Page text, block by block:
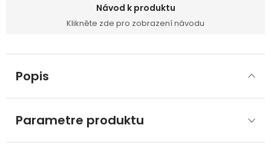
Návod k produktu
Klikněte zde pro zobrazení návodu
Popis
Parametre produktu